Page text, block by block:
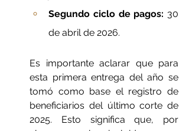
Segundo ciclo de pagos: 30
de abril de 2026.
Es importante aclarar que para
esta primera entrega del año se
tomó como base el registro de
beneficiarios del último corte de
2025. Esto significa que, por